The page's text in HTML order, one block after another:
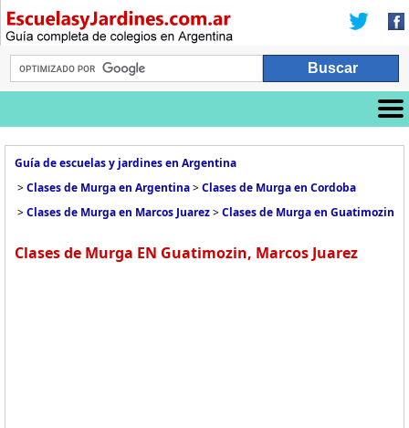
Guía de escuelas y jardines en Argentina
>Clases de Murga en Argentina>Clases de Murga en Cordoba
>Clases de Murga en Marcos Juarez>Clases de Murga en Guatimozin
Clases de Murga EN Guatimozin, Marcos Juarez